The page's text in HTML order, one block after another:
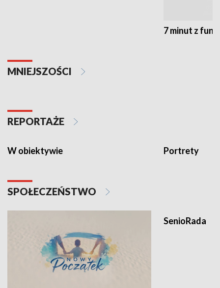
7 minut z
MNIEJSZOŚCI
REPORTAŻE
W obiektywie Portrety
SPOŁECZEŃSTWO
SenioRada